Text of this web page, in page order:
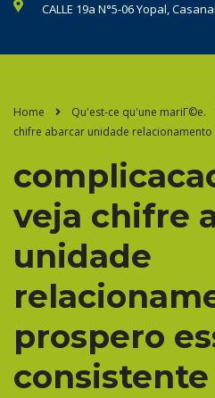
CALLE 19a N°5-06 Yopal,
Home Qu'est-ce qu'une mariГ©e.
chifre abarcar unidade
veja chifre
unidade
prospero
consistente